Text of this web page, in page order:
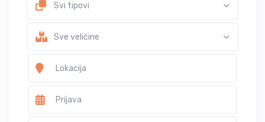
Svi tipovi
Sve veličine